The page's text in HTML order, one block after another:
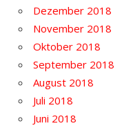
Dezember 2018
November 2018
Oktober 2018
September 2018
August 2018
Juli 2018
Juni 2018